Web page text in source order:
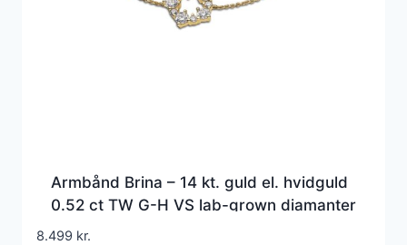
Armbånd Brina – 14 kt. guld el. hvidguld
0.52 ct TW G-H VS lab-grown diamanter
8.499 kr.